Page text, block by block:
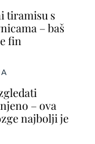
tiramisu s
– baš
fin
– ova
najbolji je